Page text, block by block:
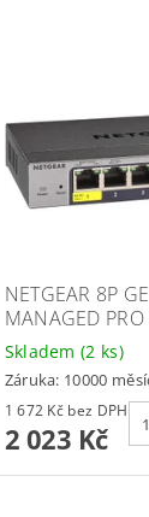
NETGEAR 8P
MANAGED PRO
Skladem(2 ks)
Záruka: 10000
1 672 Kč bez DPH
2 023 Kč